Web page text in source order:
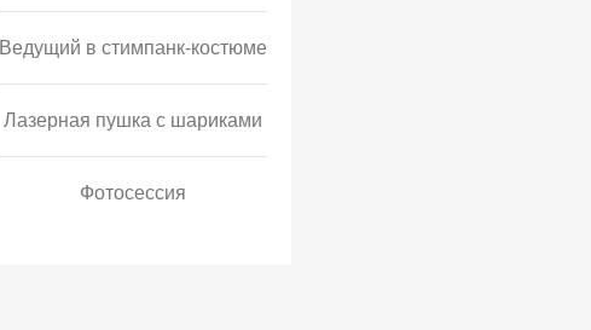
Ведущий в стимпанк-костюме
Лазерная пушка с шариками
Фотосессия